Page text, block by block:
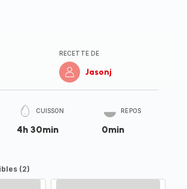
RECETTE DE
Jasonj
CUISSON
4h 30min
REPOS
0min
(2)